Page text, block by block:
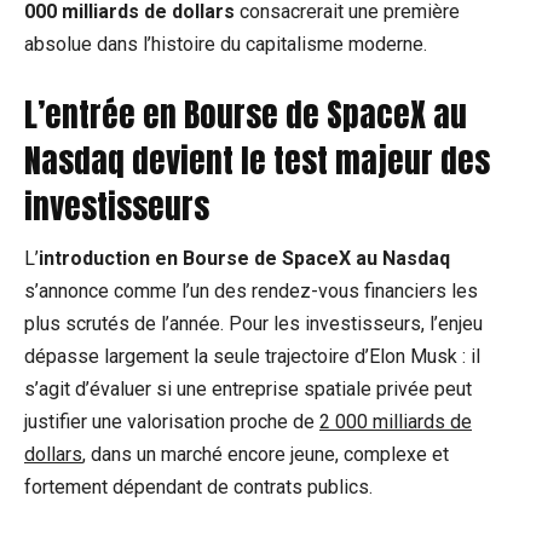
000 milliards de dollars consacrerait une première
absolue dans l’histoire du capitalisme moderne.
L’entrée en Bourse de SpaceX au
Nasdaq devient le test majeur des
investisseurs
L’introduction en Bourse de SpaceX au Nasdaq
s’annonce comme l’un des rendez-vous financiers les
plus scrutés de l’année. Pour les investisseurs, l’enjeu
dépasse largement la seule trajectoire d’Elon Musk : il
s’agit d’évaluer si une entreprise spatiale privée peut
justifier une valorisation proche de 2 000 milliards de
dollars, dans un marché encore jeune, complexe et
fortement dépendant de contrats publics.